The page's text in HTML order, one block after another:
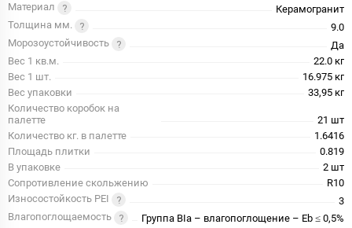
Материал
Керамогранит
Толщина мм.
9.0
Морозоустойчивость
Да
Вес 1 кв.м.
22.0 кг
Вес 1 шт.
16.975 кг
Вес упаковки
33,95 кг
Количество коробок на
палетте
21 шт
Количество кг. в палетте
1.6416
Площадь плитки
0.819
В упаковке
2 шт
Сопротивление скольжению
R10
Износостойкость PEI
3
Влагопоглощаемость
Группа BIa – влагопоглощение – Eb ≤ 0,5%